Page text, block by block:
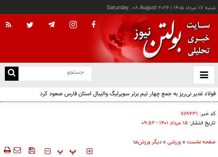
شنبه ۱۷ مرداد ۱۴۰۵ |
Saturday , 08 August 2026
باز
و
فولاد غدیر نی‌ریز به جمع چهار تیم برتر سوپرلیگ والیبال استان فارس صعود کرد
کد خبر: ۷۸۹۴۳۱
تاریخ انتشار: ۱۵ مرداد ۱۴۰۱ - ۰۹:۵۲
صفحه نخست »ورزشی »دیگر ورزش‌ها
‍‍‍ پ پ